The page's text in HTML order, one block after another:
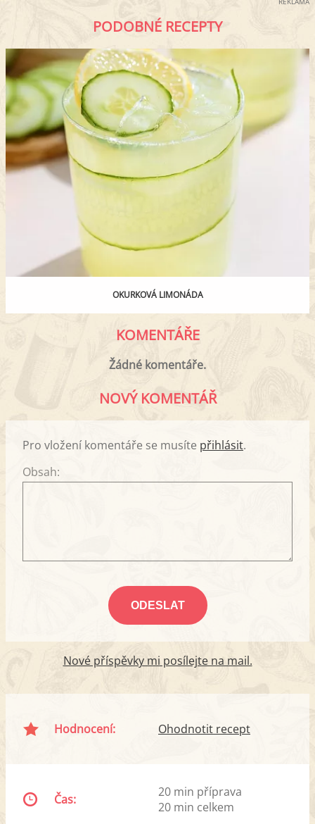
PODOBNÉ RECEPTY
OKURKOVÁ LIMONÁDA
KOMENTÁŘE
Žádné komentáře.
NOVÝ KOMENTÁŘ
Pro vložení komentáře se musíte přihlásit.
Obsah:
Nové příspěvky mi posílejte na mail.
Hodnocení: Ohodnotit recept
Čas:
20 min příprava
20 min celkem